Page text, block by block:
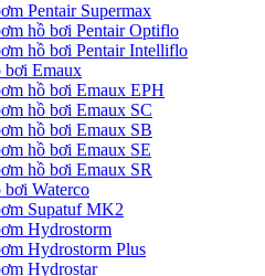
Pentair Supermax
hồ bơi Pentair Optiflo
hồ bơi Pentair Intelliflo
bơi Emaux
hồ bơi Emaux EPH
hồ bơi Emaux SC
hồ bơi Emaux SB
hồ bơi Emaux SE
hồ bơi Emaux SR
Waterco
Supatuf MK2
Hydrostorm
Hydrostorm Plus
Hydrostar